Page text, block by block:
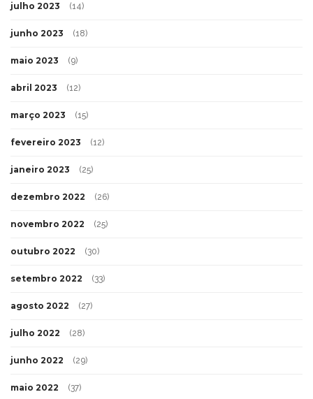
julho 2023 (14)
junho 2023 (18)
maio 2023 (9)
abril 2023 (12)
março 2023 (15)
fevereiro 2023 (12)
janeiro 2023 (25)
dezembro 2022 (26)
novembro 2022 (25)
outubro 2022 (30)
setembro 2022 (33)
agosto 2022 (27)
julho 2022 (28)
junho 2022 (29)
maio 2022 (37)